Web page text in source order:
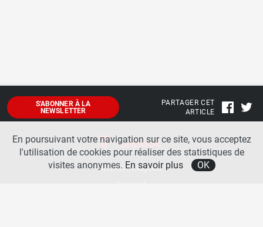
S'ABONNER À LA
NEWSLETTER
PARTAGER CET
ARTICLE
Mentions légales
En poursuivant votre navigation sur ce site, vous acceptez
l'utilisation de cookies pour réaliser des statistiques de
visites anonymes. En savoir plus OK